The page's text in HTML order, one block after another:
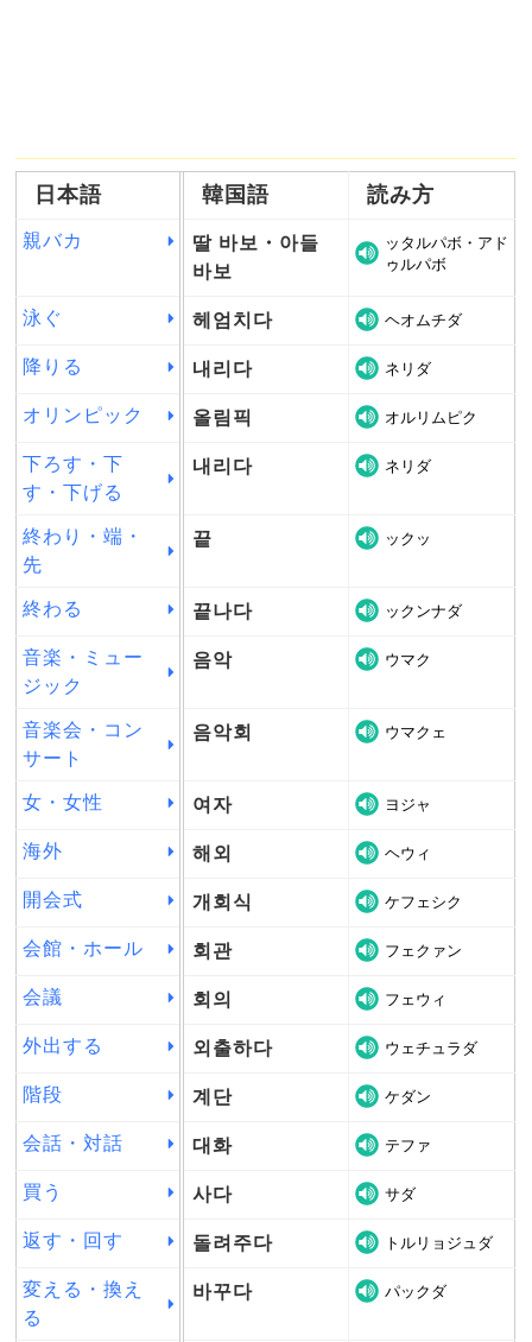
日本語 韓国語 読み方
親バカ
딸 바보・아들
바보
ッタルパボ・アド
ゥルパボ
泳ぐ 헤엄치다 ヘオムチダ
降りる 내리다 ネリダ
オリンピック 올림픽 オルリムピク
下ろす・下
す・下げる
내리다 ネリダ
終わり・端・
先
끝 ックッ
終わる 끝나다 ックンナダ
音楽・ミュー
ジック
음악 ウマク
音楽会・コン
サート
음악회 ウマクェ
女・女性 여자 ヨジャ
海外 해외 ヘウィ
開会式 개회식 ケフェシク
会館・ホール 회관 フェクァン
会議 회의 フェウィ
外出する 외출하다 ウェチュラダ
階段 계단 ケダン
会話・対話 대화 テファ
買う 사다 サダ
返す・回す 돌려주다 トルリョジュダ
変える・換え
る
바꾸다 パックダ